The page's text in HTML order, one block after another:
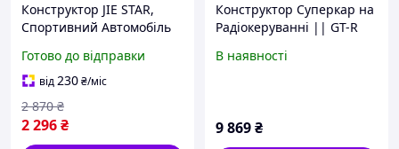
Конструктор JIE STAR,
Спортивний Автомобіль
Радіокеруванні, Набір
1184 Деталі
Готово до відправки
від230₴/міс
2 296₴
2 870 ₴
Конструктор Суперкар на
Радіокеруванні || GT-R
деталей
В наявності
9 869₴